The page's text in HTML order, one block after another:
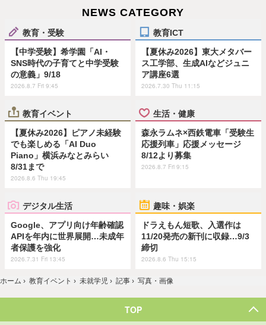
NEWS CATEGORY
教育・受験
【中学受験】希学園「AI・
SNS時代の子育てと中学受験
の意義」9/18
2026.8.7 Fri 9:45
教育ICT
【夏休み2026】東大メタバー
ス工学部、生成AIなどジュニ
ア講座6選
2026.7.30 Thu 11:15
教育イベント
【夏休み2026】ピアノ未経験
でも楽しめる「AI Duo
Piano」横浜みなとみらい
8/31まで
2026.8.6 Thu 19:45
生活・健康
森永ラムネ×西鉄電車「受験生
応援列車」応援メッセージ
8/12より募集
2026.8.7 Fri 9:15
デジタル生活
Google、アプリ向け年齢確認
APIを年内に世界展開…未成年
者保護を強化
2026.7.31 Fri 13:45
趣味・娯楽
ドラえもん短歌、入選作は
11/20発売の新刊に収録…9/3
締切
2026.8.6 Thu 15:15
ホーム › 教育イベント › 未就学児 › 記事 › 写真・画像
TOP